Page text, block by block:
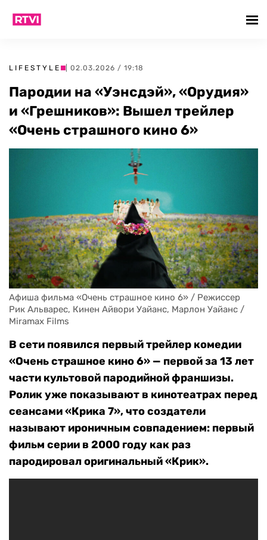
LIFESTYLE | 02.03.2026 / 19:18
Пародии на «Уэнсдэй», «Орудия»
и «Грешников»: Вышел трейлер
«Очень страшного кино 6»
Афиша фильма «Очень страшное кино 6» / Режиссер
Рик Альварес, Кинен Айвори Уайанс, Марлон Уайанс /
Miramax Films
В сети появился первый трейлер комедии
«Очень страшное кино 6» — первой за 13 лет
части культовой пародийной франшизы.
Ролик уже показывают в кинотеатрах перед
сеансами «Крика 7», что создатели
называют ироничным совпадением: первый
фильм серии в 2000 году как раз
пародировал оригинальный «Крик».